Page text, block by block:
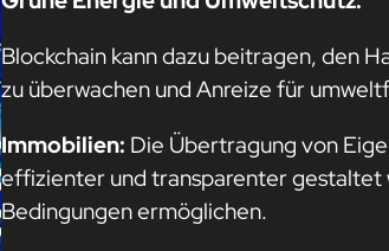
Blockchain kann dazu beitragen, den
zu überwachen und Anreize für
Immobilien: Die Übertragung von
effizienter und transparenter gestaltet
Bedingungen ermöglichen.